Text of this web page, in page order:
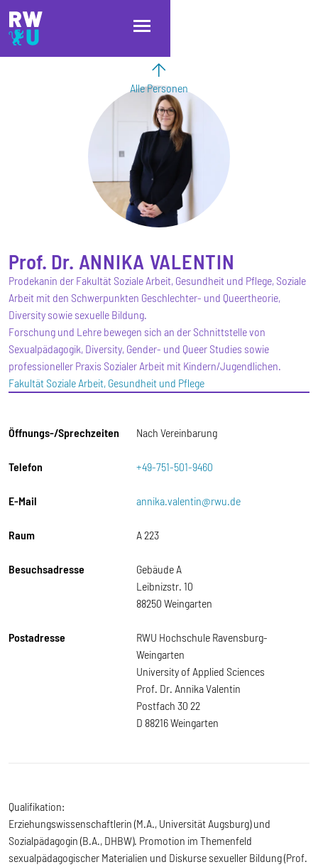
Direkt zum Inhalt
Direkt zur Hauptnavigation
Direkt zum Fußbereich
Alle Personen
Prof. Dr. ANNIKA VALENTIN
Prodekanin der Fakultät Soziale Arbeit, Gesundheit und Pflege, Soziale
Arbeit mit den Schwerpunkten Geschlechter- und Queertheorie,
Diversity sowie sexuelle Bildung.
Forschung und Lehre bewegen sich an der Schnittstelle von
Sexualpädagogik, Diversity, Gender- und Queer Studies sowie
professioneller Praxis Sozialer Arbeit mit Kindern/Jugendlichen.
Fakultät Soziale Arbeit, Gesundheit und Pflege
Öffnungs-/Sprechzeiten Nach Vereinbarung
Telefon +49-751-501-9460
E-Mail annika.valentin@rwu.de
Raum A 223
Besuchsadresse
Gebäude A
Leibnizstr. 10
88250 Weingarten
Postadresse
RWU Hochschule Ravensburg-
Weingarten
University of Applied Sciences
Prof. Dr. Annika Valentin
Postfach 30 22
D 88216 Weingarten
Qualifikation:
Erziehungswissenschaftlerin (M.A., Universität Augsburg) und
Sozialpädagogin (B.A., DHBW). Promotion im Themenfeld
sexualpädagogischer Materialien und Diskurse sexueller Bildung (Prof.